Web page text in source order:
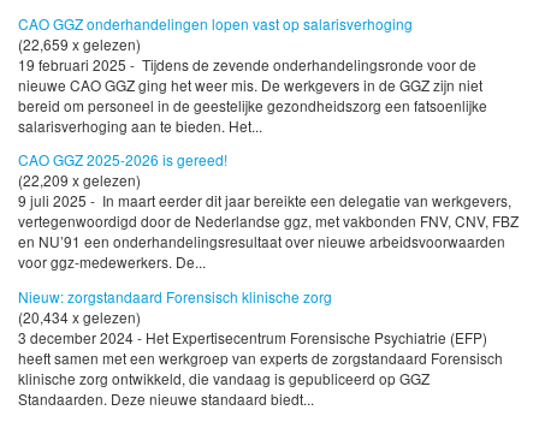
CAO GGZ onderhandelingen lopen vast op salarisverhoging
(22,659 x gelezen)
19 februari 2025 - Tijdens de zevende onderhandelingsronde voor de
nieuwe CAO GGZ ging het weer mis. De werkgevers in de GGZ zijn niet
bereid om personeel in de geestelijke gezondheidszorg een fatsoenlijke
salarisverhoging aan te bieden. Het...
CAO GGZ 2025-2026 is gereed!
(22,209 x gelezen)
9 juli 2025 - In maart eerder dit jaar bereikte een delegatie van werkgevers,
vertegenwoordigd door de Nederlandse ggz, met vakbonden FNV, CNV, FBZ
en NU’91 een onderhandelingsresultaat over nieuwe arbeidsvoorwaarden
voor ggz-medewerkers. De...
Nieuw: zorgstandaard Forensisch klinische zorg
(20,434 x gelezen)
3 december 2024 - Het Expertisecentrum Forensische Psychiatrie (EFP)
heeft samen met een werkgroep van experts de zorgstandaard Forensisch
klinische zorg ontwikkeld, die vandaag is gepubliceerd op GGZ
Standaarden. Deze nieuwe standaard biedt...